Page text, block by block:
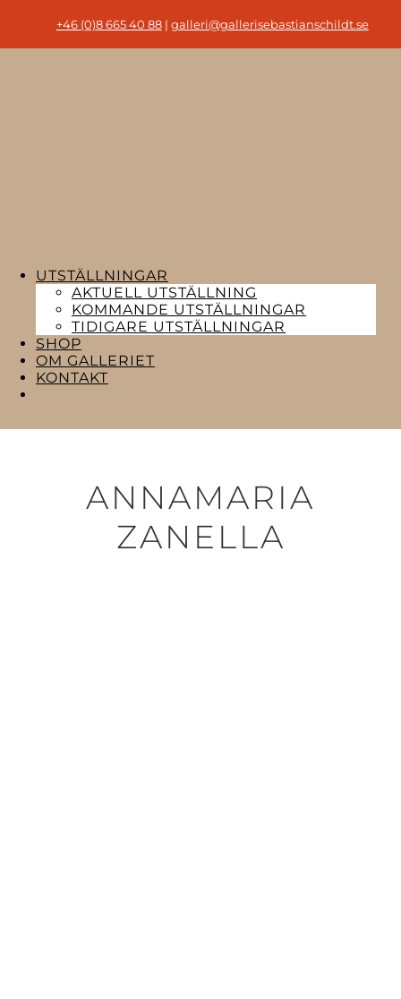
+46 (0)8 665 40 88| galleri@gallerisebastianschildt.se
UTSTÄLLNINGAR
AKTUELL UTSTÄLLNING
KOMMANDE UTSTÄLLNINGAR
TIDIGARE UTSTÄLLNINGAR
SHOP
OM GALLERIET
KONTAKT
ANNAMARIA
ZANELLA